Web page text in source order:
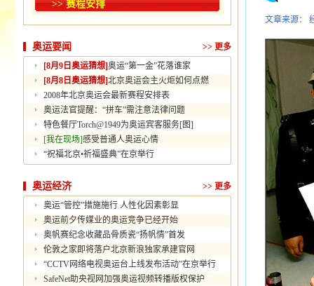
>> 赛程安排
奥运要闻 >> 更多
[8月9日奥运猜想]奥运“第一金”花落谁家
[8月8日奥运猜想]北京奥运会主火炬如何点燃
2008年北京奥运会最新赛程安排表
奥运法官提醒：“拼车”需注意法律问题
特色餐厅Torch@1949为奥运宾客服务[图]
[我在现场]感受普通人奥运心情
“祝福北京•祈福盛典”在京举行
奥运经济 >> 更多
奥运“管控”措施施行 人性化因素彰显
奥运前夕传媒业的奥运竞争已经开始
奥帆赛纪念收藏品骨质瓷“扬帆情”首发
伦敦之家即将落户北京新浪独家承建官网
“CCTV网络电视奥运台上线发布活动”在京举行
SafeNet助央视网加强奥运视频转播版权保护
文章来源：